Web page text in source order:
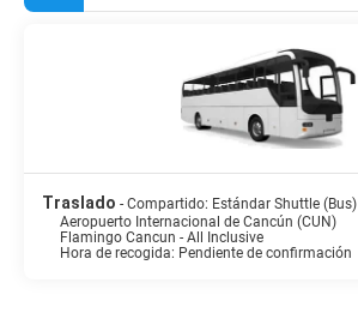
Traslado - Compartido: Estándar Shuttle (Bus)
Aeropuerto Internacional de Cancún (CUN)
Flamingo Cancun - All Inclusive
Hora de recogida: Pendiente de confirmación